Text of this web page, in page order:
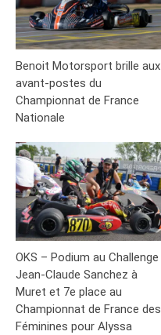
Benoit Motorsport brille aux
avant-postes du
Championnat de France
Nationale
OKS – Podium au Challenge
Jean-Claude Sanchez à
Muret et 7e place au
Championnat de France des
Féminines pour Alyssa